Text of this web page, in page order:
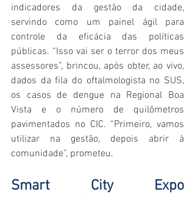
indicadores da gestão da cidade,
servindo como um painel ágil para
controle da eficácia das políticas
públicas. “Isso vai ser o terror dos meus
assessores”, brincou, após obter, ao vivo,
dados da fila do oftalmologista no SUS,
os casos de dengue na Regional Boa
Vista e o número de quilômetros
pavimentados no CIC. “Primeiro, vamos
utilizar na gestão, depois abrir à
comunidade”, prometeu.
Smart City Expo